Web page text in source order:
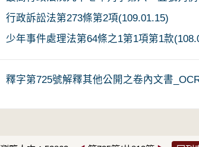
行政訴訟法第273條第2項(109.01.15)
少年事件處理法第64條之1第1項第1款
釋字第725號解釋其他公開之卷內文書